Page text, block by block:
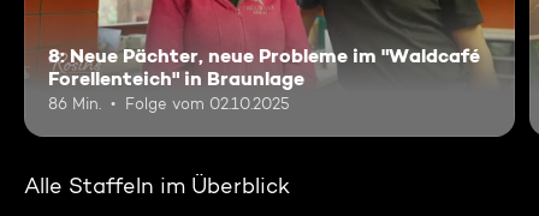
8: Neue Pächter, neue Probleme im "Waldcafé
Forellenteich" in Braunlage
86 Min. Folge vom 02.10.2025
Alle Staffeln im Überblick